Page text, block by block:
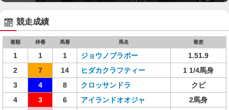
競走成績
着順 枠番 馬番 馬名 着差
1 1 1 ジョウノブラボー
1.51.9
2
7 14 ヒダカクラフティー
1 1/4馬身
3
4 8 クロッサンドラ
クビ
4
3 6 アイランドオオジャ
2馬身